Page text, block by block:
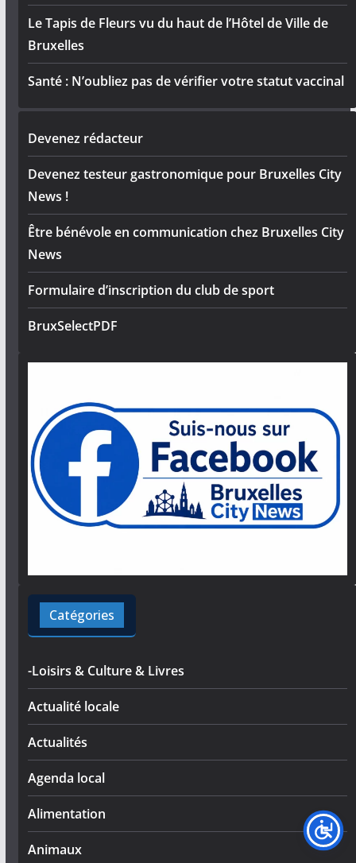
Le Tapis de Fleurs vu du haut de l’Hôtel de Ville de
Bruxelles
Santé : N’oubliez pas de vérifier votre statut vaccinal
Devenez rédacteur
Devenez testeur gastronomique pour Bruxelles City
News !
Être bénévole en communication chez Bruxelles City
News
Formulaire d’inscription du club de sport
BruxSelectPDF
Catégories
-Loisirs & Culture & Livres
Actualité locale
Actualités
Agenda local
Alimentation
Animaux